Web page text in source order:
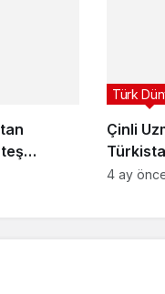
öldü
Çinli
Türk
4 ay